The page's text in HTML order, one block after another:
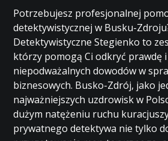
Potrzebujesz profesjonalnej
detektywistycznej w Busku-
Detektywistyczne Stegienko to
którzy pomogą Ci odkryć prawdę
niepodważalnych dowodów w
biznesowych. Busko-Zdrój, jako
najważniejszych uzdrowisk w
dużym natężeniu ruchu
prywatnego detektywa nie tylko